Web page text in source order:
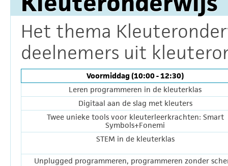
Het thema
deelnemers uit
Voormiddag (10:00 - 12:30)
Leren programmeren in de kleuterklas
Digitaal aan de slag met kleuters
Twee unieke tools voor kleuterleerkrachten: Smart
Symbols+Fonemi
STEM in de kleuterklas
Unplugged programmeren, programmeren zonder